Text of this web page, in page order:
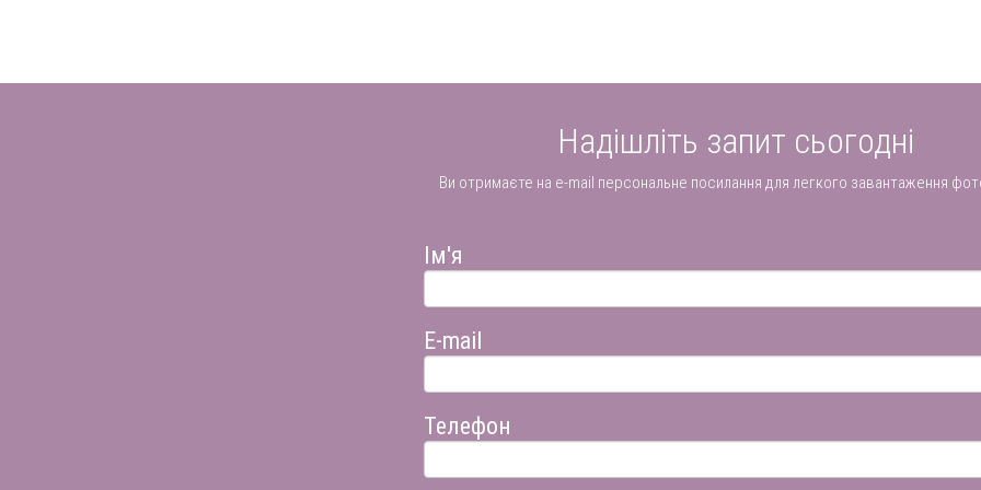
Надішліть запит сьогодні
Ви отримаєте на e-mail персональне посилання для легкого завантаження
Ім'я
E-mail
Телефон